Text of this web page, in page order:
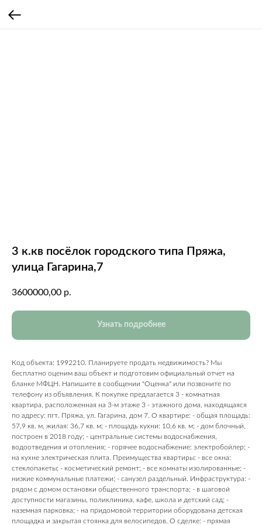
3 к.кв посёлок городского типа Пряжа,
улица Гагарина,7
3600000,00 р.
Узнать подробнее
Код объекта: 1992210. Планируете продать недвижимость? Мы
бесплатно оценим ваш объект и подготовим официальный отчет на
бланке МФЦН. Напишите в сообщении "Оценка" или позвоните по
телефону из объявления. К покупке предлагается 3 - комнатная
квартира, расположенная на 3-м этаже 3 - этажного дома, находящаяся
по адресу: пгт. Пряжа, ул. Гагарина, дом 7. О квартире: - общая площадь:
57,9 кв. м, жилая: 36,7 кв. м; - площадь кухни: 10,6 кв. м; - дом блочный,
построен в 2018 году; - центральные системы водоснабжения,
водоотведения и отопления; - горячее водоснабжение: электробойлер; -
на кухне электрическая плита. Преимущества квартиры: - все окна:
стеклопакеты; - косметический ремонт; - все комнаты изолированные; -
низкие коммунальные платежи; - санузел раздельный. Инфраструктура: -
рядом с домом остановки общественного транспорта; - в шаговой
доступности магазины, поликлиника, кафе, школа и детский сад; -
наземная парковка; - на придомовой территории оборудована детская
площадка и закрытая стоянка для велосипедов. О сделке: - прямая